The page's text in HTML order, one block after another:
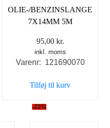
OLIE-/BENZINSLANGE
7X14MM 5M
95,00 kr.
inkl. moms
Varenr: 121690070
Tilføj til kurv
-22%